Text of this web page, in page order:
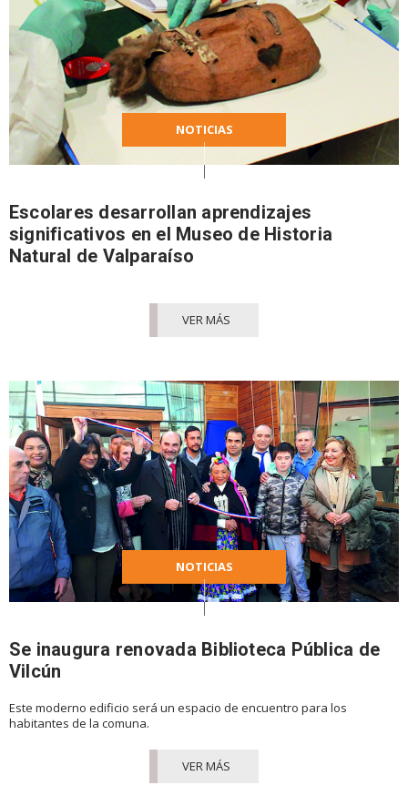
NOTICIAS
Escolares desarrollan aprendizajes
significativos en el Museo de Historia
Natural de Valparaíso
VER MÁS
NOTICIAS
Se inaugura renovada Biblioteca Pública de
Vilcún
Este moderno edificio será un espacio de encuentro para los
habitantes de la comuna.
VER MÁS